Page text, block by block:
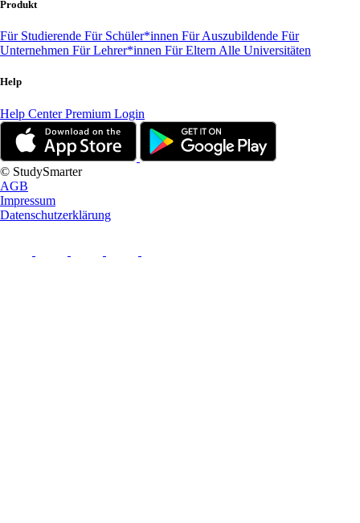
Produkt
Für Studierende Für Schüler*innen Für Auszubildende Für
Unternehmen Für Lehrer*innen Für Eltern Alle Universitäten
Help
Help CenterPremium Login
© StudySmarter
AGB
Impressum
Datenschutzerklärung